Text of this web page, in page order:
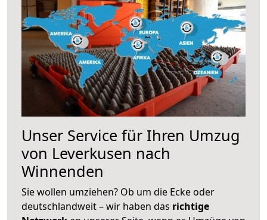
Unser Service für Ihren Umzug
von Leverkusen nach
Winnenden
Sie wollen umziehen? Ob um die Ecke oder
deutschlandweit – wir haben das richtige